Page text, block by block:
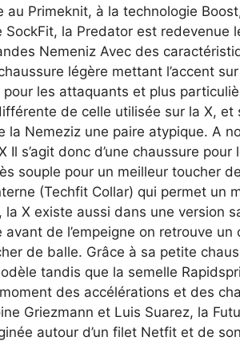
au Primeknit, à la technologie
SockFit, la Predator est redevenue
Nemeniz Avec des
légère mettant l’accent
les attaquants et plus
de celle utilisée sur la X,
la Nemeziz une paire atypique. A
Il s’agit donc d’une chaussure
souple pour un meilleur toucher
(Techfit Collar) qui permet un
la X existe aussi dans une version
avant de l’empeigne on retrouve
de balle. Grâce à sa petite
tandis que la semelle
des accélérations et des
Griezmann et Luis Suarez, la
autour d’un filet Netfit et de